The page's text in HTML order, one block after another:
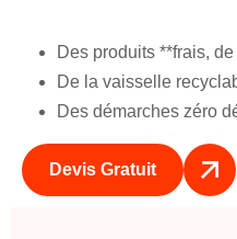
Des produits **frais,
De la vaisselle
Des démarches zéro
Devis Gratuit